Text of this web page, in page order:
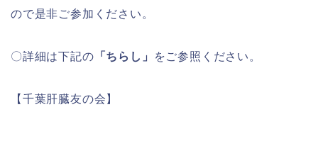
ので是非ご参加ください。
〇詳細は下記の 「ちらし」 をご参照ください。
【千葉肝臓友の会】